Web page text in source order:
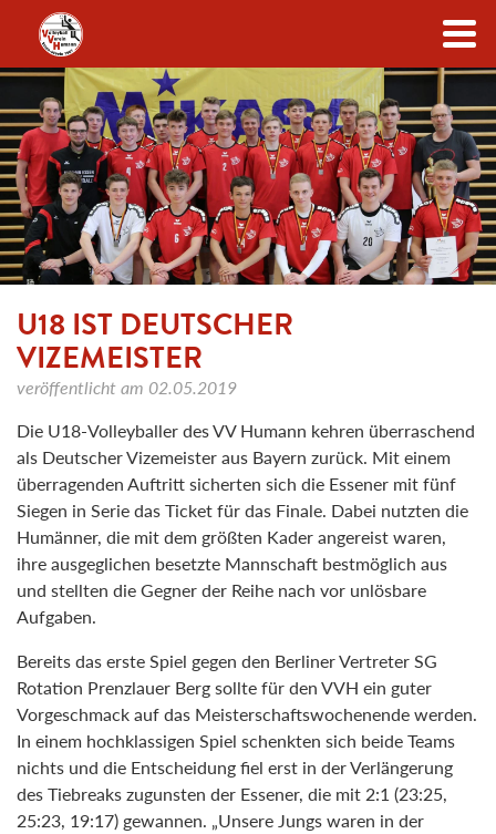
Zum Inhalt
U18 IST DEUTSCHER
VIZEMEISTER
veröffentlicht am 02.05.2019
Die U18-Volleyballer des VV Humann kehren überraschend
als Deutscher Vizemeister aus Bayern zurück. Mit einem
überragenden Auftritt sicherten sich die Essener mit fünf
Siegen in Serie das Ticket für das Finale. Dabei nutzten die
Humänner, die mit dem größten Kader angereist waren,
ihre ausgeglichen besetzte Mannschaft bestmöglich aus
und stellten die Gegner der Reihe nach vor unlösbare
Aufgaben.
Bereits das erste Spiel gegen den Berliner Vertreter SG
Rotation Prenzlauer Berg sollte für den VVH ein guter
Vorgeschmack auf das Meisterschaftswochenende werden.
In einem hochklassigen Spiel schenkten sich beide Teams
nichts und die Entscheidung fiel erst in der Verlängerung
des Tiebreaks zugunsten der Essener, die mit 2:1 (23:25,
25:23, 19:17) gewannen. „Unsere Jungs waren in der